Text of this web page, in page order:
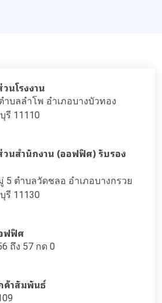
นโรงงาน
ำบลลำโพ อำเภอบางบัวทอง
รี 11110
นสำนักงาน (ออฟฟิศ) รับรอง
5 ตำบลวัดชลอ อำเภอบางกรวย
รี 11130
ฟฟิศ
ถึง 57 กด 0
ค้าสัมพันธ์